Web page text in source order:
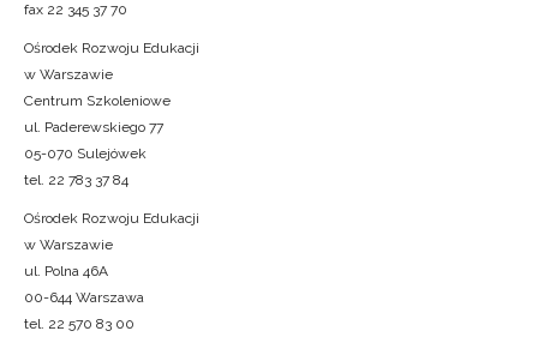
fax 22 345 37 70
Ośrodek Rozwoju Edukacji
w Warszawie
Centrum Szkoleniowe
ul. Paderewskiego 77
05-070 Sulejówek
tel. 22 783 37 84
Ośrodek Rozwoju Edukacji
w Warszawie
ul. Polna 46A
00-644 Warszawa
tel. 22 570 83 00